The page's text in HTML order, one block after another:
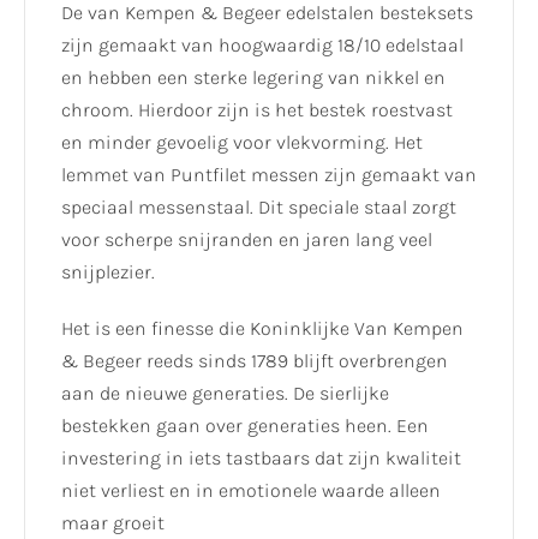
De van Kempen & Begeer edelstalen besteksets
zijn gemaakt van hoogwaardig 18/10 edelstaal
en hebben een sterke legering van nikkel en
chroom. Hierdoor zijn is het bestek roestvast
en minder gevoelig voor vlekvorming. Het
lemmet van Puntfilet messen zijn gemaakt van
speciaal messenstaal. Dit speciale staal zorgt
voor scherpe snijranden en jaren lang veel
snijplezier.
Het is een finesse die Koninklijke Van Kempen
& Begeer reeds sinds 1789 blijft overbrengen
aan de nieuwe generaties. De sierlijke
bestekken gaan over generaties heen. Een
investering in iets tastbaars dat zijn kwaliteit
niet verliest en in emotionele waarde alleen
maar groeit